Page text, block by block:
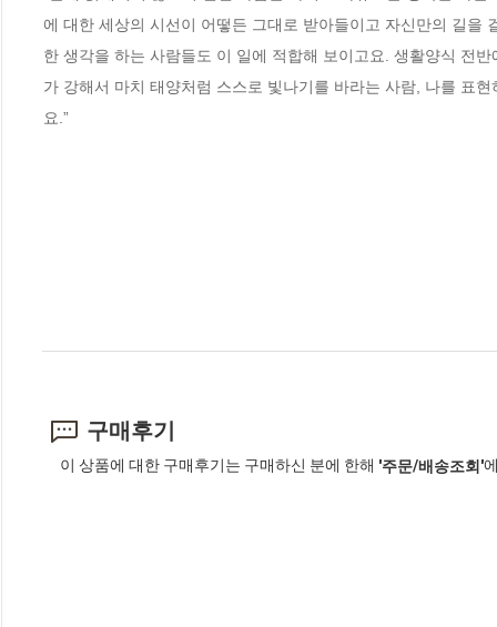
에 대한 세상의 시선이 어떻든 그대로 받아들이고 자신만의 길을
한 생각을 하는 사람들도 이 일에 적합해 보이고요. 생활양식 전
가 강해서 마치 태양처럼 스스로 빛나기를 바라는 사람, 나를 표
요.”
구매후기
이 상품에 대한 구매후기는 구매하신 분에 한해 '주문/배송조회'